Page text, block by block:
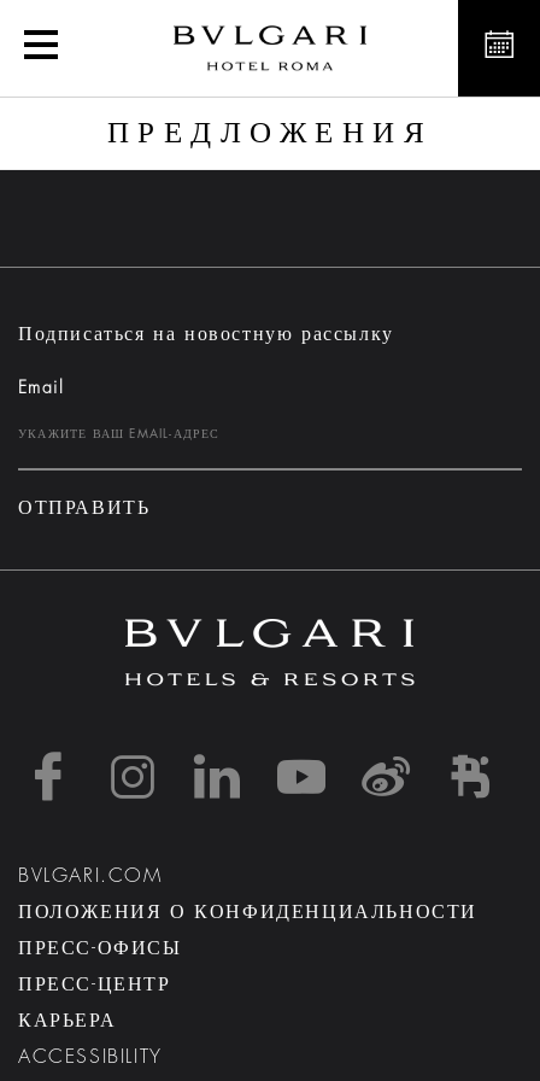
Предложения
ПРЕДЛОЖЕНИЯ
Подписаться на новостную рассылку
Email
ОТПРАВИТЬ
https://https://https://
https://
BVLGARI.COM
ПОЛОЖЕНИЯ О КОНФИДЕНЦИАЛЬНОСТИ
ПРЕСС-ОФИСЫ
ПРЕСС-ЦЕНТР
КАРЬЕРА
ACCESSIBILITY